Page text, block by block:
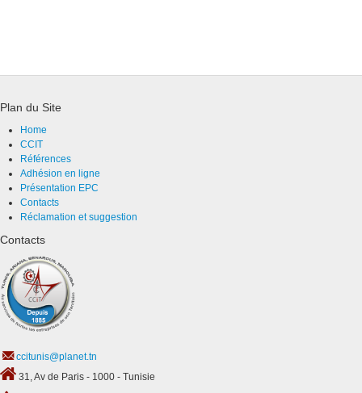
Plan du Site
Home
CCIT
Références
Adhésion en ligne
Présentation EPC
Contacts
Réclamation et suggestion
Contacts
ccitunis@planet.tn
31, Av de Paris - 1000 - Tunisie